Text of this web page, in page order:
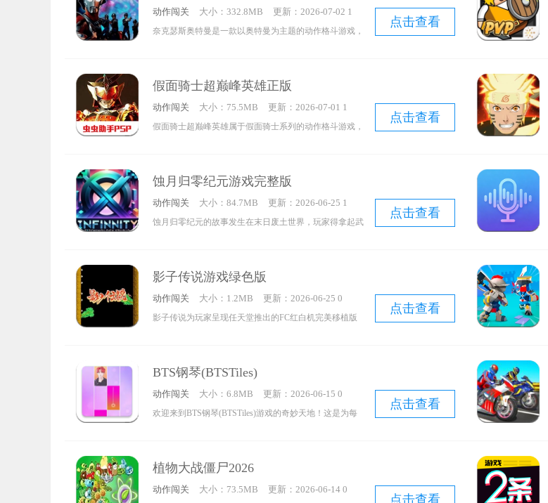
独特的设定让游戏玩起来充满魔性趣味。
动作闯关 大小：332.8MB
更新：2026-07-02 1
8:59:15
奈克瑟斯奥特曼是一款以奥特曼为主题的动作格斗游戏，
的对决过程。
点击查看
假面骑士超巅峰英雄正版
动作闯关 大小：75.5MB
更新：2026-07-01 1
4:31:18
假面骑士超巅峰英雄属于假面骑士系列的动作格斗游戏，
彩的竞技对抗。
点击查看
蚀月归零纪元游戏完整版
动作闯关 大小：84.7MB
更新：2026-06-25 1
0:14:25
蚀月归零纪元的故事发生在末日废土世界，玩家得拿起武
不敢独自体验，还可以叫上朋友一起联机，在末日里携手
活下去！
点击查看
影子传说游戏绿色版
动作闯关 大小：1.2MB
更新：2026-06-25 0
9:39:22
影子传说为玩家呈现任天堂推出的FC红白机完美移植版
级的挑战。
点击查看
BTS钢琴(BTSTiles)
动作闯关 大小：6.8MB
更新：2026-06-15 0
1:24:22
欢迎来到BTS钢琴(BTSTiles)游戏的奇妙天地！这是为每
乐趣。跟着动感的音乐节奏轻轻点击，释放压力，让快乐
在指尖跃动，快来体验吧。
点击查看
植物大战僵尸2026
动作闯关 大小：73.5MB
更新：2026-06-14 0
点击查看